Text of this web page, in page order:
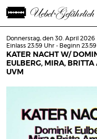
Donnerstag, den 30. April 2026
Einlass 23:59 Uhr - Beginn
KATER NACHT W/
EULBERG, MIRA,
UVM